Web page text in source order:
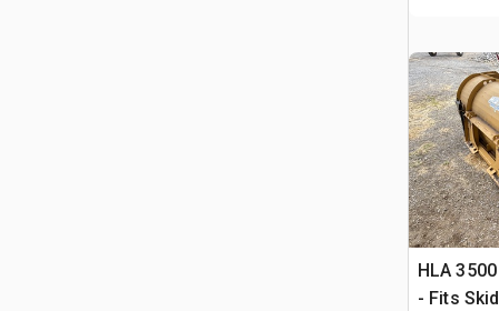
HLA
- Fits